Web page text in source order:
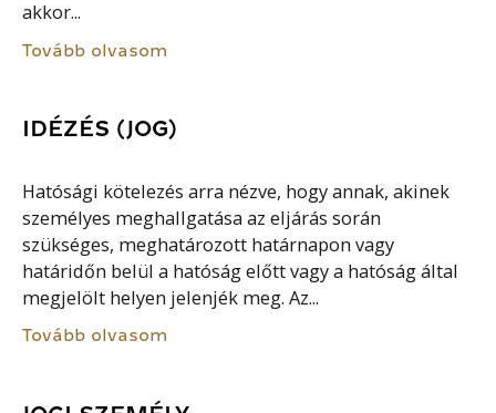
akkor...
Tovább olvasom
IDÉZÉS (JOG)
Hatósági kötelezés arra nézve, hogy annak, akinek
személyes meghallgatása az eljárás során
szükséges, meghatározott határnapon vagy
határidőn belül a hatóság előtt vagy a hatóság által
megjelölt helyen jelenjék meg. Az...
Tovább olvasom